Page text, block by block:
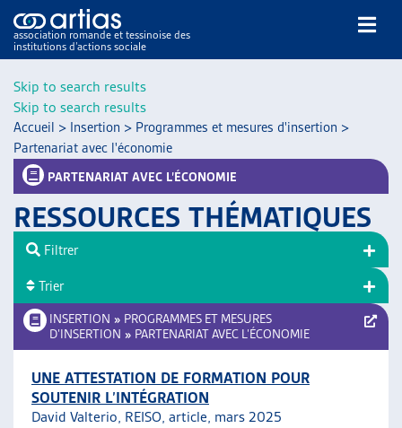
Skip to search results
Skip to search results
association romande et tessinoise des
institutions d’actions sociale
NOS PUBLICATIONS
ARTICLES
VEILLE
RESSOURCES
THÉMATIQUES
AUTRES
ARTIAS
Accueil > Insertion > Programmes et mesures d'insertion >
Partenariat avec l'économie
PARTENARIAT AVEC L’ÉCONOMIE
RESSOURCES THÉMATIQUES
INSERTION » PROGRAMMES ET MESURES
D’INSERTION » PARTENARIAT AVEC L’ÉCONOMIE
UNE ATTESTATION DE FORMATION POUR
SOUTENIR L’INTÉGRATION
David Valterio, REISO, article, mars 2025
Filtrer
Trier